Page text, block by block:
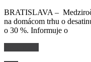
BRATISLAVA –
na domácom trhu o
o 30 %. Informuje o